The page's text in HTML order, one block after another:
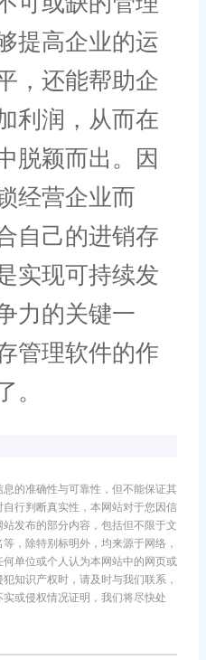
提高企业的运
，还能帮助企
利润，从而在
脱颖而出。因
经营企业而
自己的进销存
实现可持续发
力的关键一
管理软件的作
。
的准确性与可靠性，但不能保证其
行判断真实性，本网站对于您因信
发布的部分内容，包括但不限于文
，除特别标明外，均来源于网络，
单位或个人认为本网站中的网页或
知识产权时，请及时与我们联系，
或侵权情况证明，我们将尽快处